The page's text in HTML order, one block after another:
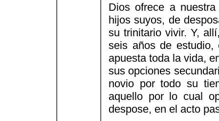
Dios ofrece a
hijos suyos, de
su trinitario vivir. Y,
seis años de
apuesta toda la vida,
sus opciones
novio por todo su
aquello por lo cual
despose, en el acto